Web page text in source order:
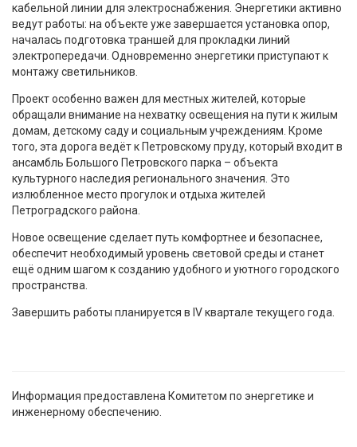
кабельной линии для электроснабжения. Энергетики активно
ведут работы: на объекте уже завершается установка опор,
началась подготовка траншей для прокладки линий
электропередачи. Одновременно энергетики приступают к
монтажу светильников.
Проект особенно важен для местных жителей, которые
обращали внимание на нехватку освещения на пути к жилым
домам, детскому саду и социальным учреждениям. Кроме
того, эта дорога ведёт к Петровскому пруду, который входит в
ансамбль Большого Петровского парка – объекта
культурного наследия регионального значения. Это
излюбленное место прогулок и отдыха жителей
Петроградского района.
Новое освещение сделает путь комфортнее и безопаснее,
обеспечит необходимый уровень световой среды и станет
ещё одним шагом к созданию удобного и уютного городского
пространства.
Завершить работы планируется в IV квартале текущего года.
Информация предоставлена Комитетом по энергетике и
инженерному обеспечению.